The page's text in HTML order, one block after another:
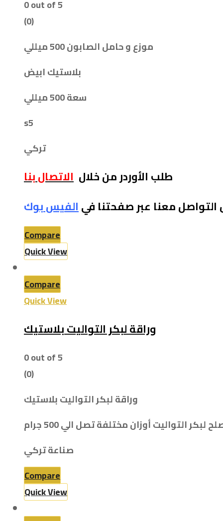
0out of 5
(0)
موزع و حامل الصابون 500 ميللي
بلاستيك ابيض
سعة 500 ميللي
s5
تركي
طلب الأوردر من خلال الاتصال بنا
التواصل معنا عبر صفحتنا فيالفيس بوك
Compare
Quick View
Compare
Quick View
وراقة لبكر التواليت بلاستيك
0out of 5
(0)
وراقة لبكر التواليت بلاستيك
التواليت أوزان مختلفة تصل الي 500 جرام
صناعة تركي
Compare
Quick View